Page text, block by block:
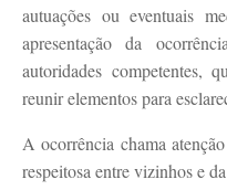
autuações ou eventuais
apresentação da
autoridades competentes,
reunir elementos para
A ocorrência chama
respeitosa entre vizinhos e